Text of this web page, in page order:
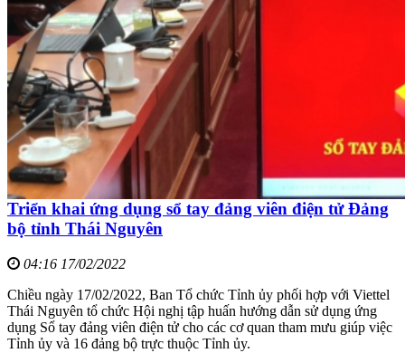
Triển khai ứng dụng sổ tay đảng viên điện tử Đảng
bộ tỉnh Thái Nguyên
04:16 17/02/2022
Chiều ngày 17/02/2022, Ban Tổ chức Tỉnh ủy phối hợp với Viettel
Thái Nguyên tổ chức Hội nghị tập huấn hướng dẫn sử dụng ứng
dụng Sổ tay đảng viên điện tử cho các cơ quan tham mưu giúp việc
Tỉnh ủy và 16 đảng bộ trực thuộc Tỉnh ủy.